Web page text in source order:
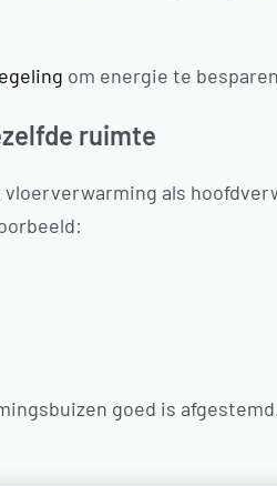
om energie te
ruimte
als
goed is